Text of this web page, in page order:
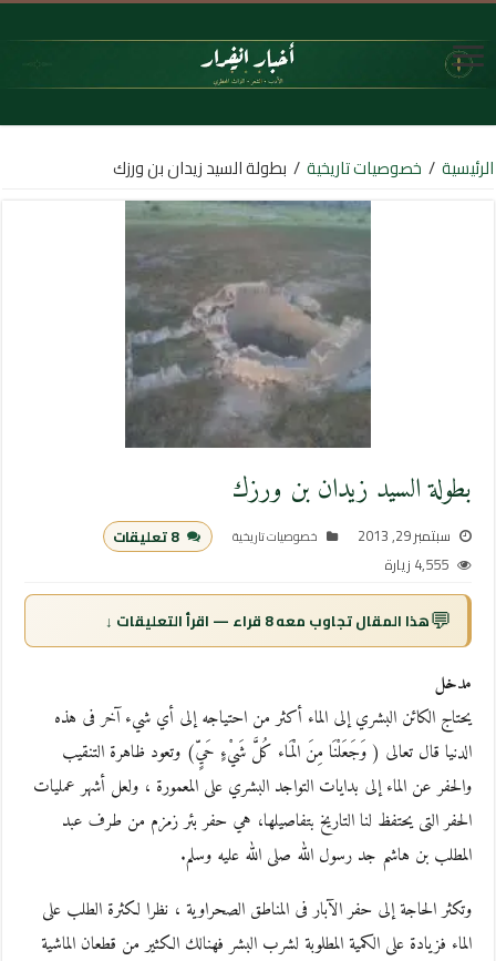
الرئيسية / خصوصيات تاريخية / بطولة السيد زيدان بن ورزك
بطولة السيد زيدان بن ورزك
سبتمبر 29, 2013 خصوصيات تاريخية
8 تعليقات
4,555 زيارة
💬هذا المقال تجاوب معه 8 قراء — اقرأ التعليقات ↓
مدخل
يحتاج الكائن البشري إلى الماء أكثر من احتياجه إلى أي شيء آخر فى هذه
الدنيا قال تعالى ( وَجَعَلْنَا مِنَ الْمَاء كُلَّ شَيْءٍ حَيٍّ) وتعود ظاهرة التنقيب
والحفر عن الماء إلى بدايات التواجد البشري على المعمورة ، ولعل أشهر عمليات
الحفر التى يحتفظ لنا التاريخ بتفاصيلها، هي حفر بئر زمزم من طرف عبد
المطلب بن هاشم جد رسول الله صلى الله عليه وسلم.
وتكثر الحاجة إلى حفر الآبار فى المناطق الصحراوية ، نظرا لكثرة الطلب على
الماء فزيادة على الكمية المطلوبة لشرب البشر فهنالك الكثير من قطعان الماشية